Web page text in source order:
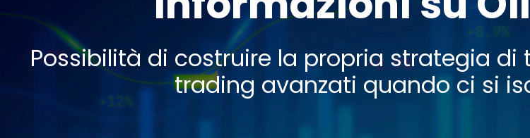
Possibilità di costruire la propria strategia
trading avanzati quando ci si